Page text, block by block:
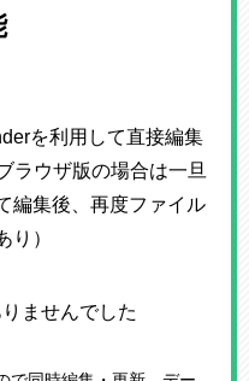
を利用して直接編集
ラウザ版の場合は一旦
編集後、再度ファイル
り）
ませんでした